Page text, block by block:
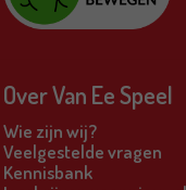
Over Van Ee Speel
Wie zijn wij?
Veelgestelde vragen
Kennisbank